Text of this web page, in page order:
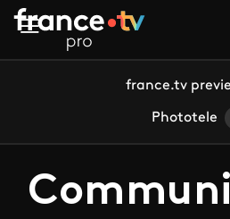
Aller au contenu principal
france.tv
Phototele